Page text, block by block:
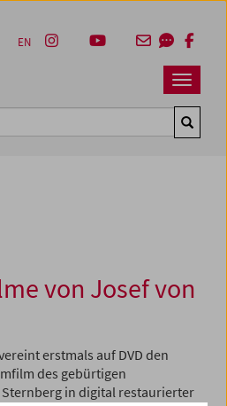
Navbar
EN
von Josef von
erstmals auf DVD den
des gebürtigen
in digital restaurierter